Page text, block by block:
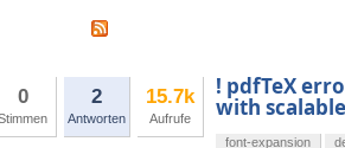
0 2
Antworten
15.7k
Aufrufe
! pdfTeX
with scalable
font-expansion